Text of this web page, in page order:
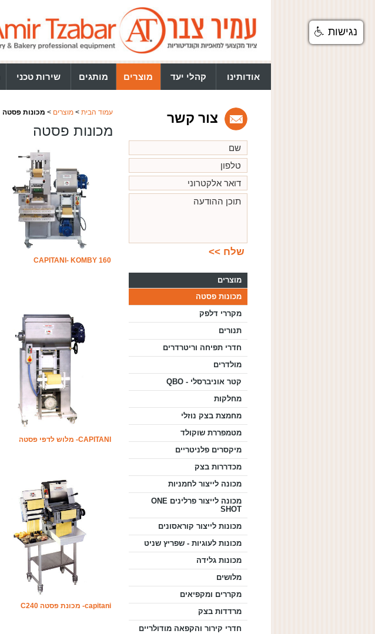
אודותינו קהלי יעד מוצרים מותגים שירות טכני
עמוד הבית >מוצרים > מכונות פסטה
מכונות פסטה
CAPITANI- KOMBY 160
CAPITANI- מלוש לדפי פסטה
capitani- מכונת פסטה C240
צור קשר
מוצרים
מכונות פסטה
מקררי דלפק
תנורים
חדרי תפיחה וריטרדרים
מולדרים
קטר אוניברסלי - QBO
מחלקות
מחמצת בצק נוזלי
מטמפררת שוקולד
מיקסרים פלניטריים
מכדררות בצק
מכונה לייצור לחמניות
מכונה לייצור פרלינים ONE
SHOT
מכונות לייצור קוראסונים
מכונות לעוגיות - שפריץ שניט
מכונות גלידה
מלושים
מקררים ומקפיאים
מרדדות בצק
חדרי קירור והקפאה מודולריים
נגישות